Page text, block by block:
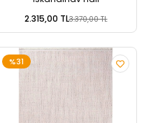
2.315,00 TL3.370,00 TL
%31